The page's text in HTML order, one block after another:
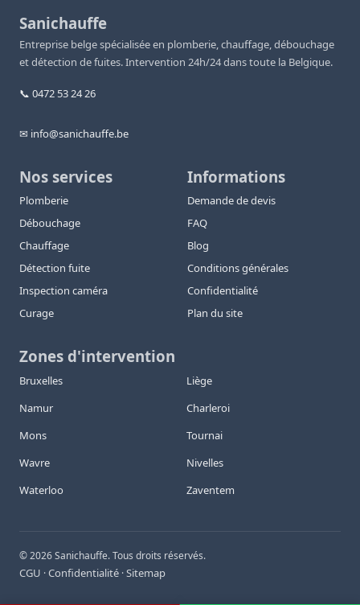
Sanichauffe
Entreprise belge spécialisée en plomberie, chauffage, débouchage
et détection de fuites. Intervention 24h/24 dans toute la Belgique.
📞 0472 53 24 26
✉ info@sanichauffe.be
Nos services
Plomberie
Débouchage
Chauffage
Détection fuite
Inspection caméra
Curage
Informations
Demande de devis
FAQ
Blog
Conditions générales
Confidentialité
Plan du site
Zones d'intervention
Bruxelles
Liège
Namur
Charleroi
Mons
Tournai
Wavre
Nivelles
Waterloo
Zaventem
©2026Sanichauffe. Tous droits réservés.
CGU ·Confidentialité ·Sitemap